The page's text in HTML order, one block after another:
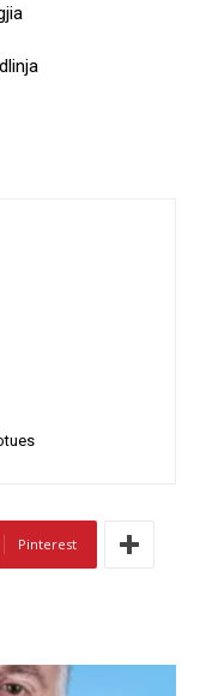
Pinterest